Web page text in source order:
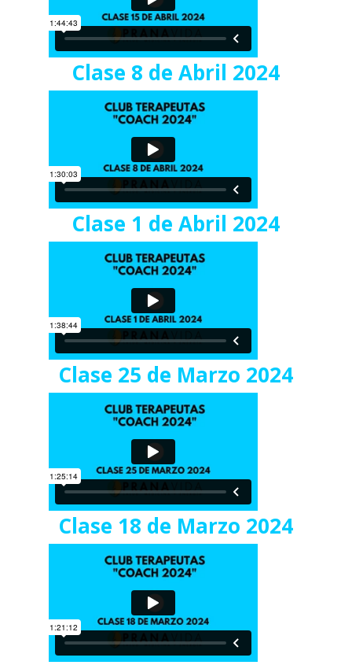
Clase 8 de Abril 2024
Clase 1 de Abril 2024
Clase 25 de Marzo 2024
Clase 18 de Marzo 2024